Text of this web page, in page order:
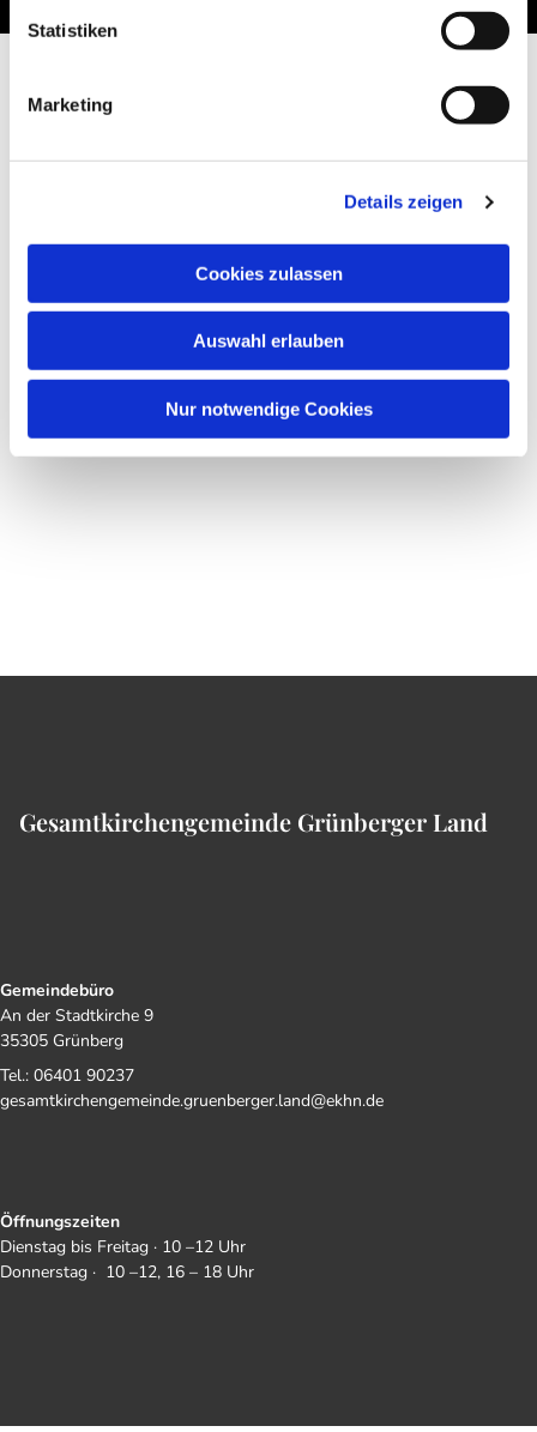
Statistiken
Marketing
Details zeigen
Cookies zulassen
Auswahl erlauben
Nur notwendige Cookies
Gesamtkirchengemeinde Grünberger Land
Gemeindebüro
An der Stadtkirche 9
35305 Grünberg
Tel.: 06401 90237
gesamtkirchengemeinde.gruenberger.land@ekhn.de
Öffnungszeiten
Dienstag bis Freitag · 10 –12 Uhr
Donnerstag · 10 –12, 16 – 18 Uhr